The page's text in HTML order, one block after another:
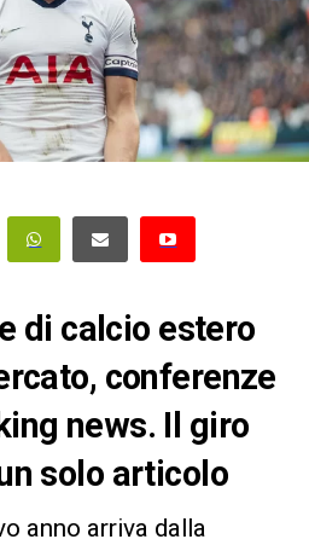
di calcio estero
conferenze
news. Il giro
solo articolo
anno arriva dalla